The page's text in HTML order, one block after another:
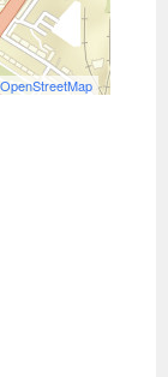
OpenStreetMap